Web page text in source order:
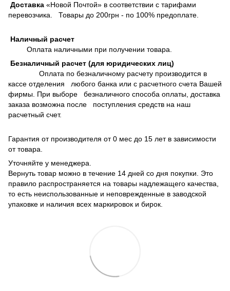
Доставка «Новой Почтой» в соответствии с тарифами
перевозчика. Товары до 200грн - по 100% предоплате.
Наличный расчет
Оплата наличными при получении товара.
Безналичный расчет (для юридических лиц)
Оплата по безналичному расчету производится в
кассе отделения любого банка или с расчетного счета Вашей
фирмы. При выборе безналичного способа оплаты, доставка
заказа возможна после поступления средств на наш
расчетный счет.
Гарантия от производителя от 0 мес до 15 лет в зависимости
от товара.
Уточняйте у менеджера.
Вернуть товар можно в течение 14 дней со дня покупки. Это
правило распространяется на товары надлежащего качества,
то есть неиспользованные и неповрежденные в заводской
упаковке и наличия всех маркировок и бирок.